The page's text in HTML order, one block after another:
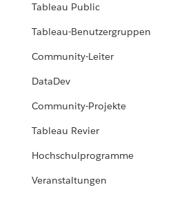
Tableau Public
Tableau-Benutzergruppen
Community-Leiter
DataDev
Community-Projekte
Tableau Revier
Hochschulprogramme
Veranstaltungen